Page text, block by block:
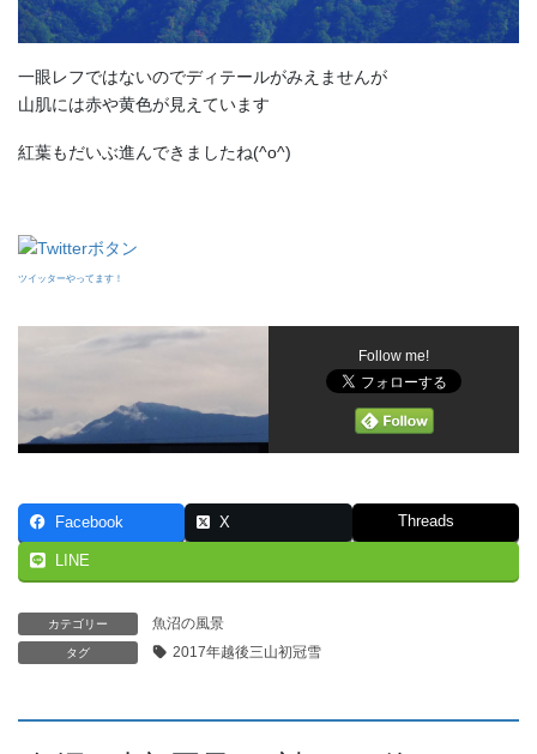
一眼レフではないのでディテールがみえませんが
山肌には赤や黄色が見えています
紅葉もだいぶ進んできましたね(^o^)
ツイッターやってます！
Follow me!
Facebook X Threads
LINE
カテゴリー 魚沼の風景
タグ 2017年越後三山初冠雪